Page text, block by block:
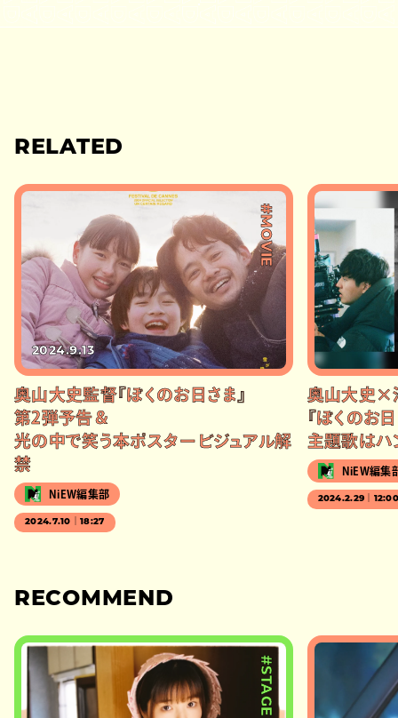
RELATED
#MOVIE
2024.9.13
奥山大史監督『ぼくのお日さま』
第2弾予告＆
光の中で笑う本ポスタービジュアル解
禁
NiEW編集部
2024.7.10｜18:27
奥山大史×
『ぼくのお
主題歌はハ
NiEW編集
2024.2.29｜
RECOMMEND
#STAGE